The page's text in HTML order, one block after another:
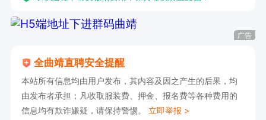
以门店排班为准！以门店排班为准
薪资待遇：无责底薪2020+奖金+提成+晋升空间
（一个月转正考试通过可转为茶饮师）
休息时间：月休4天
广告
全曲靖直聘安全提醒
本站所有信息均由用户发布，其内容及因之产生的后果，均
由发布者承担；凡收取服装费、押金、报名费等各种费用的
信息均有欺诈嫌疑，请保持警惕。 立即举报 >